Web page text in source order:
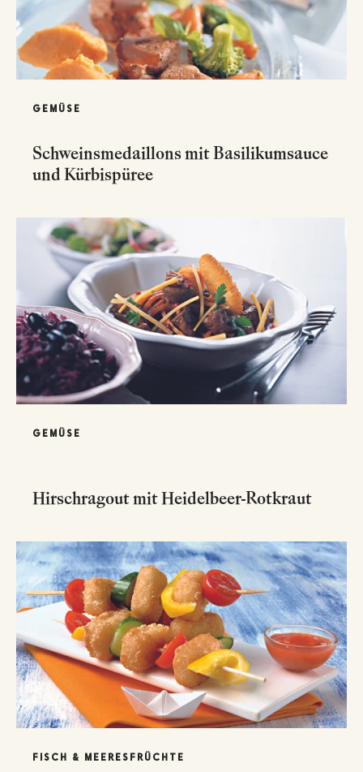
GEMÜSE
Schweinsmedaillons mit Basilikumsauce
und Kürbispüree
GEMÜSE
Hirschragout mit Heidelbeer-Rotkraut
FISCH & MEERESFRÜCHTE